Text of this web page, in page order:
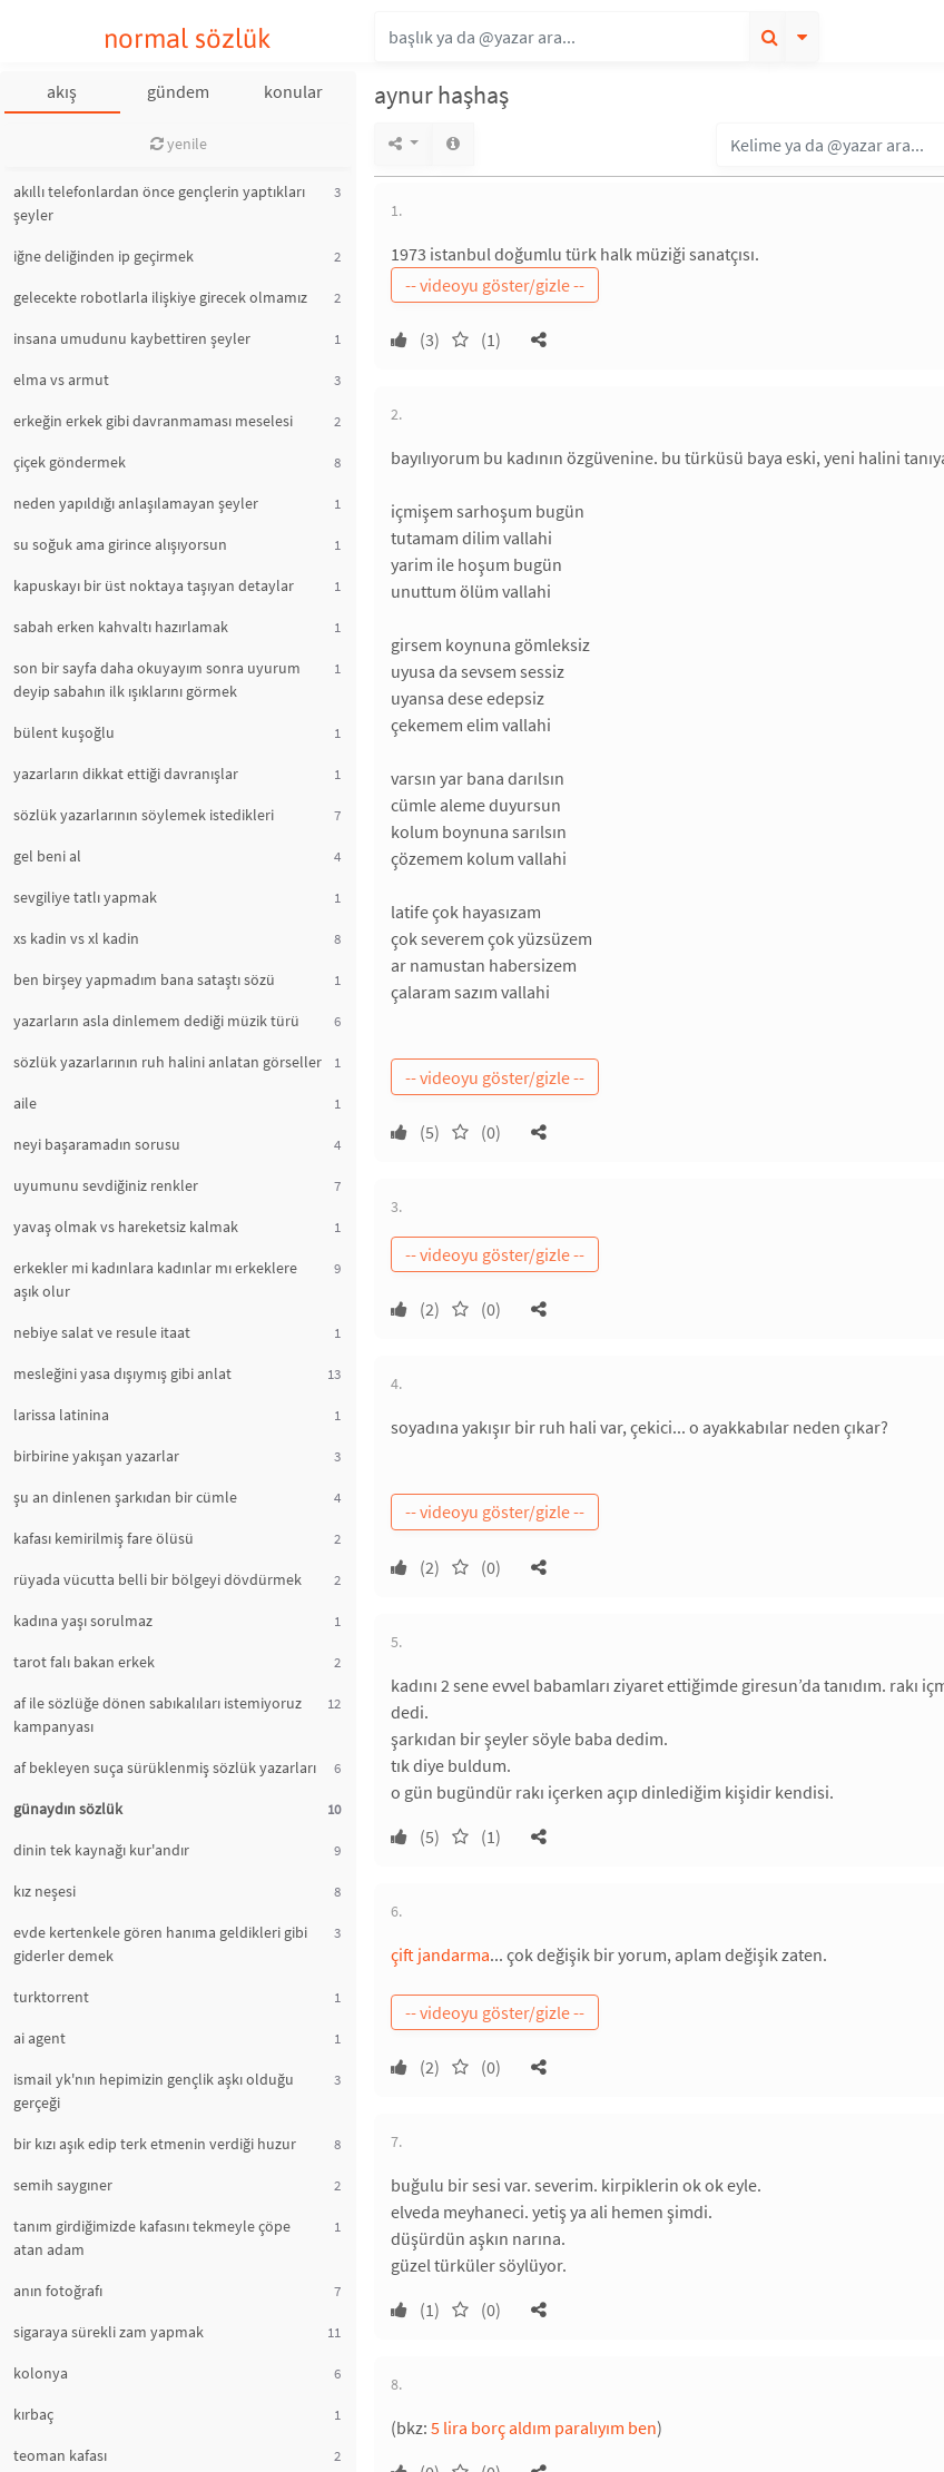
normal sözlük
akış gündem konular
yenile
akıllı telefonlardan önce gençlerin yaptıkları
şeyler
3
iğne deliğinden ip geçirmek 2
gelecekte robotlarla ilişkiye girecek olmamız 2
insana umudunu kaybettiren şeyler 1
elma vs armut 3
erkeğin erkek gibi davranmaması meselesi 2
çiçek göndermek 8
neden yapıldığı anlaşılamayan şeyler 1
su soğuk ama girince alışıyorsun 1
kapuskayı bir üst noktaya taşıyan detaylar 1
sabah erken kahvaltı hazırlamak 1
son bir sayfa daha okuyayım sonra uyurum
deyip sabahın ilk ışıklarını görmek
1
bülent kuşoğlu 1
yazarların dikkat ettiği davranışlar 1
sözlük yazarlarının söylemek istedikleri 7
gel beni al 4
sevgiliye tatlı yapmak 1
xs kadin vs xl kadin 8
ben birşey yapmadım bana sataştı sözü 1
yazarların asla dinlemem dediği müzik türü 6
sözlük yazarlarının ruh halini anlatan görseller 1
aile 1
neyi başaramadın sorusu 4
uyumunu sevdiğiniz renkler 7
yavaş olmak vs hareketsiz kalmak 1
erkekler mi kadınlara kadınlar mı erkeklere
aşık olur
9
nebiye salat ve resule itaat 1
mesleğini yasa dışıymış gibi anlat 13
larissa latinina 1
birbirine yakışan yazarlar 3
şu an dinlenen şarkıdan bir cümle 4
kafası kemirilmiş fare ölüsü 2
rüyada vücutta belli bir bölgeyi dövdürmek 2
kadına yaşı sorulmaz 1
tarot falı bakan erkek 2
af ile sözlüğe dönen sabıkalıları istemiyoruz
kampanyası
12
af bekleyen suça sürüklenmiş sözlük yazarları 6
günaydın sözlük 10
dinin tek kaynağı kur'andır 9
kız neşesi 8
evde kertenkele gören hanıma geldikleri gibi
giderler demek
3
turktorrent 1
ai agent 1
ismail yk'nın hepimizin gençlik aşkı olduğu
gerçeği
3
bir kızı aşık edip terk etmenin verdiği huzur 8
semih saygıner 2
tanım girdiğimizde kafasını tekmeyle çöpe
atan adam
1
anın fotoğrafı 7
sigaraya sürekli zam yapmak 11
kolonya 6
kırbaç 1
teoman kafası 2
aynur haşhaş
1.
1973 istanbul doğumlu türk halk müziği sanatçısı.
(3) (1)
2.
bayılıyorum bu kadının özgüvenine. bu türküsü baya eski, yeni halini
içmişem sarhoşum bugün
tutamam dilim vallahi
yarim ile hoşum bugün
unuttum ölüm vallahi
girsem koynuna gömleksiz
uyusa da sevsem sessiz
uyansa dese edepsiz
çekemem elim vallahi
varsın yar bana darılsın
cümle aleme duyursun
kolum boynuna sarılsın
çözemem kolum vallahi
latife çok hayasızam
çok severem çok yüzsüzem
ar namustan habersizem
çalaram sazım vallahi
(5) (0)
3.
(2) (0)
4.
soyadına yakışır bir ruh hali var, çekici... o ayakkabılar neden çıkar?
(2) (0)
5.
kadını 2 sene evvel babamları ziyaret ettiğimde giresun’da tanıdım.
dedi.
şarkıdan bir şeyler söyle baba dedim.
tık diye buldum.
o gün bugündür rakı içerken açıp dinlediğim kişidir kendisi.
(5)
(1)
6.
çift jandarma... çok değişik bir yorum, aplam değişik zaten.
(2) (0)
7.
buğulu bir sesi var. severim. kirpiklerin ok ok eyle.
elveda meyhaneci. yetiş ya ali hemen şimdi.
düşürdün aşkın narına.
güzel türküler söylüyor.
(1)
(0)
8.
(bkz: 5 lira borç aldım paralıyım ben)